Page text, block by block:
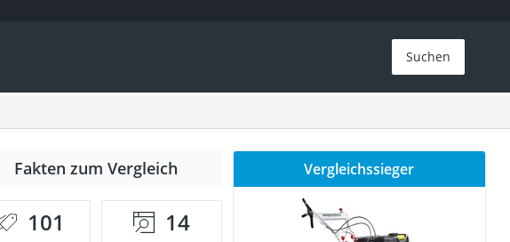
Suchen
Fakten zum Vergleich
101 14
Vergleichssieger